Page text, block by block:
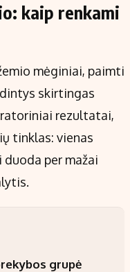
kaip renkami
mėginiai, paimti
skirtingas
rezultatai,
tinklas: vienas
per mažai
grupė